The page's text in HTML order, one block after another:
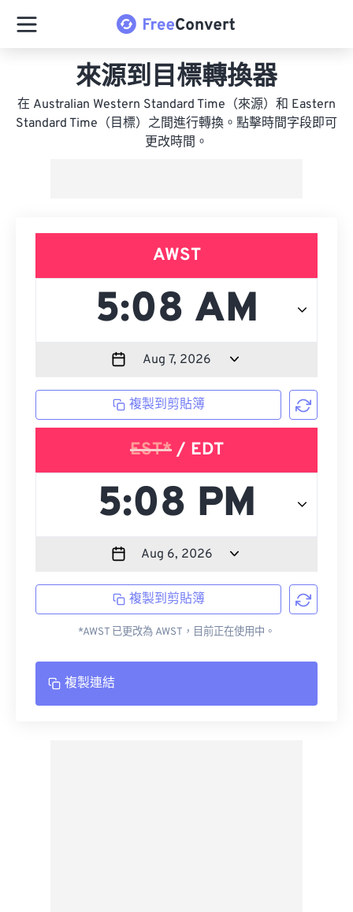
來源到目標轉換器
在 Australian Western Standard Time（來源）和 Eastern
Standard Time（目標）之間進行轉換。點擊時間字段即可
更改時間。
AWST
複製到剪貼簿
EST*/ EDT
複製到剪貼簿
*AWST 已更改為 AWST，目前正在使用中。
複製連結